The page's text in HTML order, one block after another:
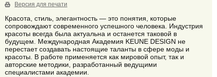
Версия для печати
Красота, стиль, элегантность — это понятия, которые
сопровождают современного успешного человека. Индустрия
красоты всегда была актуальна и останется таковой в
будущем. Международная Академия KEUNE DESIGN не
перестает создавать настоящие таланты в сфере моды и
красоты. В работе применяется как мировой опыт, так и
авторские методики, разработанный ведущими
специалистами академии.